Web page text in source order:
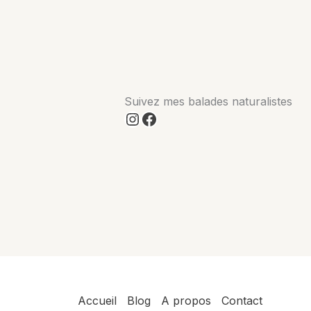
Suivez mes balades naturalistes
Instagram
Facebook
Accueil Blog A propos Contact